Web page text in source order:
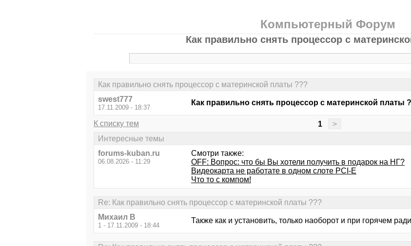
Компьютерный Форум
Как правильно снять процессор с
Как правильно снять процессор с материнской платы ???
swest777
17.11.2009 - 18:37
Как правильно снять процессор с материнской платы
К списку тем 1 >
Интересные темы
forums-kuban.ru
06.08.2026 - 11:29
Смотри также:
OFF: Вопрос: что бы Вы хотели получить в подарок на НГ?
Видеокарта не работате в одном слоте PCI-E
Что то с компом!
Re: Как правильно снять процессор с материнской платы ???
Михаил В
1 - 17.11.2009 - 18:44
Также как и установить, только наоборот и при горячем